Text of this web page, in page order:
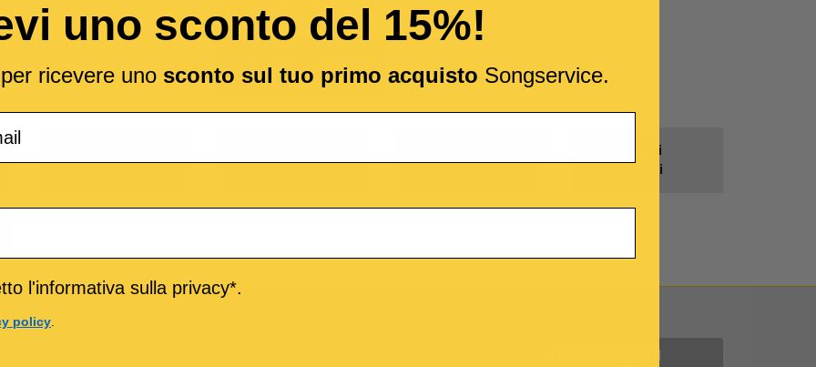
M-Live Medley
Tutti i
Generi
prodotti
INFORMAZIONI
uno sconto del 15%!
ricevere uno sconto sul tuo primo acquisto Songservice.
l'informativa sulla privacy*.
policy.